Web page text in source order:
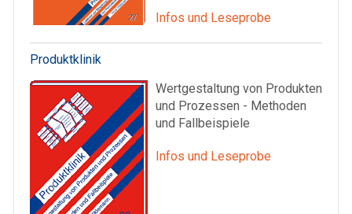
Infos und Leseprobe
Produktklinik
Wertgestaltung von Produkten
und Prozessen - Methoden
und Fallbeispiele
Infos und Leseprobe